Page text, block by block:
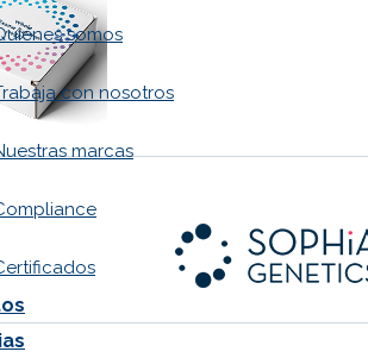
somos
con nosotros
marcas